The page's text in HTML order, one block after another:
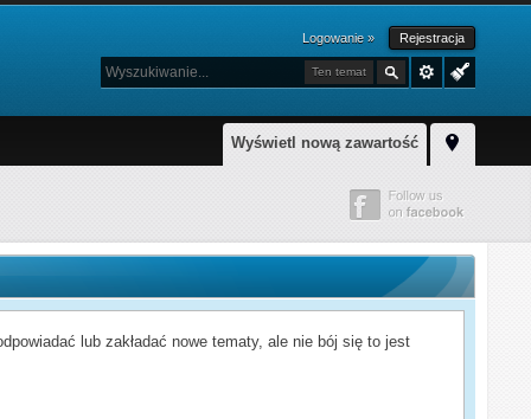
Logowanie » Rejestracja
Ten temat
Wyświetl nową zawartość
lub zakładać nowe tematy, ale nie bój się to jest